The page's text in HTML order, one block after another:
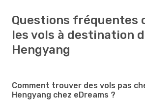
Questions fréquentes
les vols à destination
Hengyang
Comment trouver des vols pas
Hengyang chez eDreams ?